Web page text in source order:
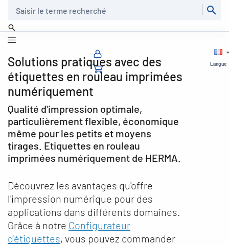
Langue
Solutions pratiques avec des
étiquettes en rouleau imprimées
numériquement
Qualité d'impression optimale,
particulièrement flexible, économique
même pour les petits et moyens
tirages. Etiquettes en rouleau
imprimées numériquement de HERMA.
Découvrez les avantages qu'offre
l'impression numérique pour des
applications dans différents domaines.
Grâce à notre Configurateur
d'étiquettes, vous pouvez commander